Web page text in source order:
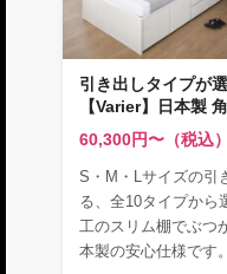
引き出しタイプが
【Varier】日本製
60,300円〜（税込）
S・M・Lサイズの引
る、全10タイプから
工のスリム棚でぶつ
本製の安心仕様です。